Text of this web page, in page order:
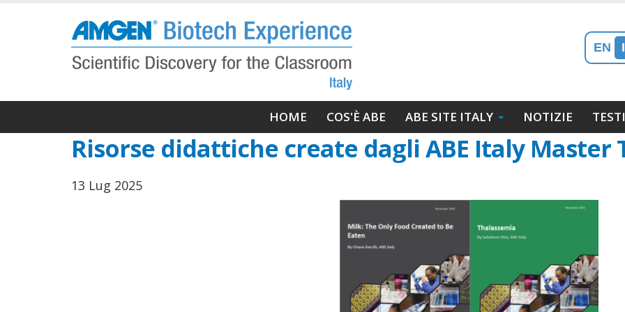
EN
Navigazione
principale
HOME COS'È ABE ABE SITE ITALY NOTIZIE
Risorse didattiche create dagli ABE Italy Master
13 Lug 2025